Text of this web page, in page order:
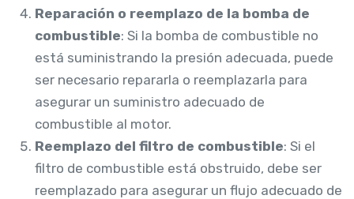
Reparación o reemplazo de la bomba de
combustible: Si la bomba de combustible no
está suministrando la presión adecuada, puede
ser necesario repararla o reemplazarla para
asegurar un suministro adecuado de
combustible al motor.
Reemplazo del filtro de combustible: Si el
filtro de combustible está obstruido, debe ser
reemplazado para asegurar un flujo adecuado de